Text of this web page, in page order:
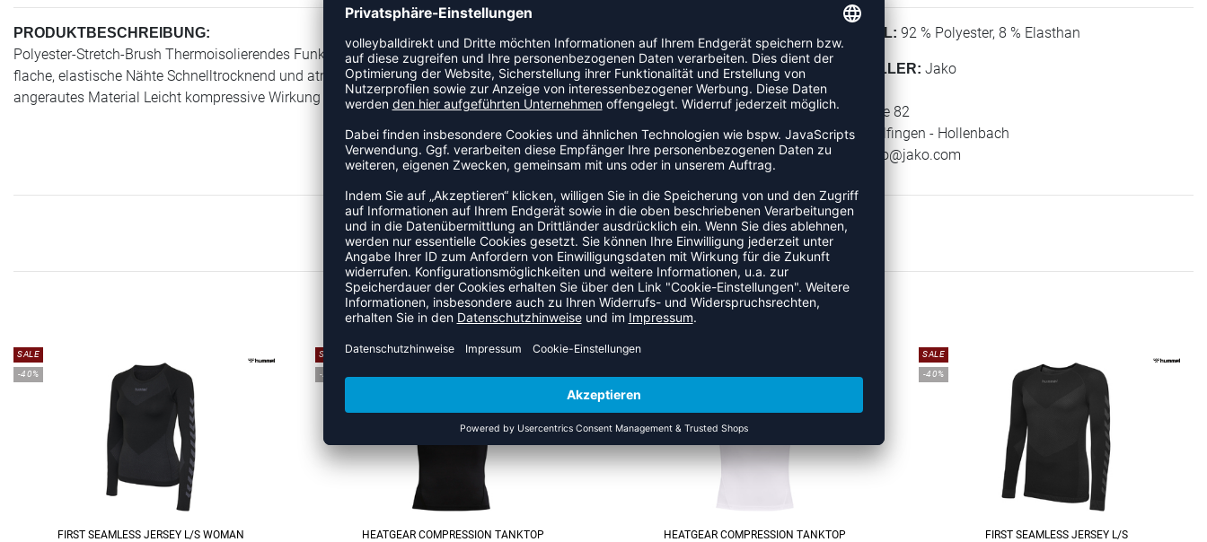
PRODUKTBESCHREIBUNG:
Polyester-Stretch-Brush Thermoisolierendes Funktionsmaterial schützt optimal vor Kälte Angenehmes Tragegefühl durch
flache, elastische Nähte Schnelltrocknend und atmungsaktiv Keep Warm Funktion Weiche Innenseite durch leicht
angerautes Material Leicht kompressive Wirkung Bodyfit Flatlock-Nähte
MATERIAL: 92 % Polyester, 8 % Elasthan
HERSTELLER: Jako
Jako AG
Amtstrasse 82
74673 Mulfingen - Hollenbach
E-Mail:
info@jako.com
ZULETZT ANGESEHEN
MEHR AUS DER KATEGORIE SHIRTS
SALE
-40%
FIRST SEAMLESS JERSEY L/S WOMAN
SALE
-25%
HEATGEAR COMPRESSION TANKTOP
SALE
HEATGEAR COMPRESSION TANKTOP
SALE
-40%
FIRST SEAMLESS JERSEY L/S